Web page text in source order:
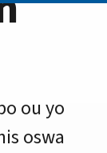
ou yo
oswa